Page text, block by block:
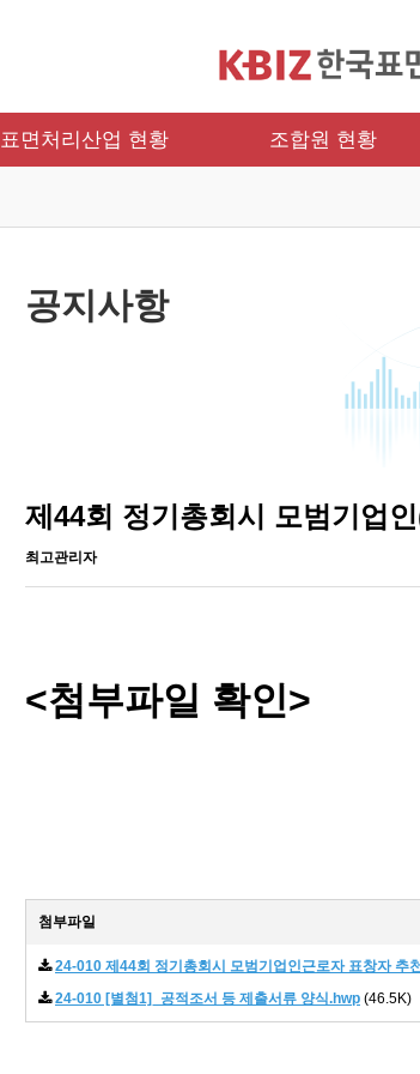
표면처리산업 현황 조합원 현황
공지사항
제44회 정기총회시 모범기업
최고관리자
<첨부파일 확인>
첨부파일
24-010 제44회 정기총회시 모범기업인근로자 표창자 추
24-010 [별첨1]_공적조서 등 제출서류 양식.hwp (46.5K)